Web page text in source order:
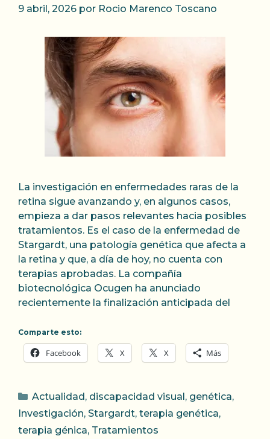
9 abril, 2026 por Rocio Marenco Toscano
La investigación en enfermedades raras de la
retina sigue avanzando y, en algunos casos,
empieza a dar pasos relevantes hacia posibles
tratamientos. Es el caso de la enfermedad de
Stargardt, una patología genética que afecta a
la retina y que, a día de hoy, no cuenta con
terapias aprobadas. La compañía
biotecnológica Ocugen ha anunciado
recientemente la finalización anticipada del
Comparte esto:
Facebook X X Más
Categorías
Actualidad , discapacidad visual , genética,
Investigación, Stargardt, terapia genética,
terapia génica, Tratamientos